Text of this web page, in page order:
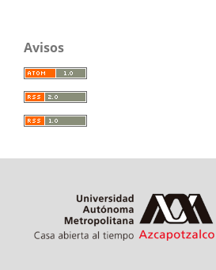
Avisos